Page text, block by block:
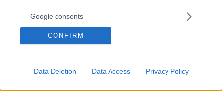
Google consents
CONFIRM
Data Deletion Data Access Privacy Policy
Πώς μια απλή ιδέα εξελίχθηκε σε κορυφαίο θεσμό
ρομποτικής στην Ελλάδα
04.08.2026, 11:20
06.08.2026, 10:52